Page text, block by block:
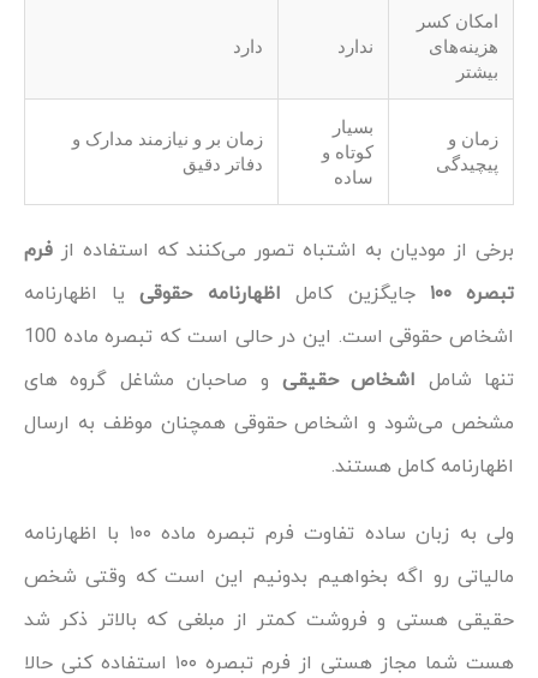
امکان کسر
هزینه‌های
بیشتر
ندارد دارد
زمان و
پیچیدگی
بسیار
کوتاه و
ساده
زمان‌ بر و نیازمند مدارک و
دفاتر دقیق
برخی از مودیان به اشتباه تصور می‌کنند که استفاده ازفرم
تبصره ۱۰۰
جایگزین کامل اظهارنامه حقوقییا اظهارنامه
اشخاص حقوقی است. این در حالی است که تبصره ماده 100
تنها شامل اشخاص حقیقی و صاحبان مشاغل گروه‌ های
مشخص می‌شود و اشخاص حقوقی همچنان موظف به ارسال
اظهارنامه کامل هستند.
ولی به زبان ساده تفاوت فرم تبصره ماده ۱۰۰ با اظهارنامه
مالیاتی رو اگه بخواهیم بدونیم این است که وقتی شخص
حقیقی هستی و فروشت کمتر از مبلغی که بالاتر ذکر شد
هست شما مجاز هستی از فرم تبصره ۱۰۰ استفاده کنی حالا